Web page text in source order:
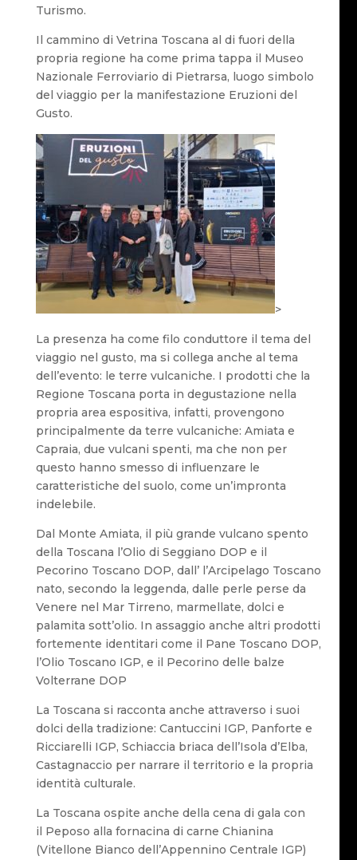
Turismo.
Il cammino di Vetrina Toscana al di fuori della
propria regione ha come prima tappa il Museo
Nazionale Ferroviario di Pietrarsa, luogo simbolo
del viaggio per la manifestazione Eruzioni del
Gusto.
>
La presenza ha come filo conduttore il tema del
viaggio nel gusto, ma si collega anche al tema
dell’evento: le terre vulcaniche. I prodotti che la
Regione Toscana porta in degustazione nella
propria area espositiva, infatti, provengono
principalmente da terre vulcaniche: Amiata e
Capraia, due vulcani spenti, ma che non per
questo hanno smesso di influenzare le
caratteristiche del suolo, come un’impronta
indelebile.
Dal Monte Amiata, il più grande vulcano spento
della Toscana l’Olio di Seggiano DOP e il
Pecorino Toscano DOP, dall’ l’Arcipelago Toscano
nato, secondo la leggenda, dalle perle perse da
Venere nel Mar Tirreno, marmellate, dolci e
palamita sott’olio. In assaggio anche altri prodotti
fortemente identitari come il Pane Toscano DOP,
l’Olio Toscano IGP, e il Pecorino delle balze
Volterrane DOP
La Toscana si racconta anche attraverso i suoi
dolci della tradizione: Cantuccini IGP, Panforte e
Ricciarelli IGP, Schiaccia briaca dell’Isola d’Elba,
Castagnaccio per narrare il territorio e la propria
identità culturale.
La Toscana ospite anche della cena di gala con
il Peposo alla fornacina di carne Chianina
(Vitellone Bianco dell’Appennino Centrale IGP)